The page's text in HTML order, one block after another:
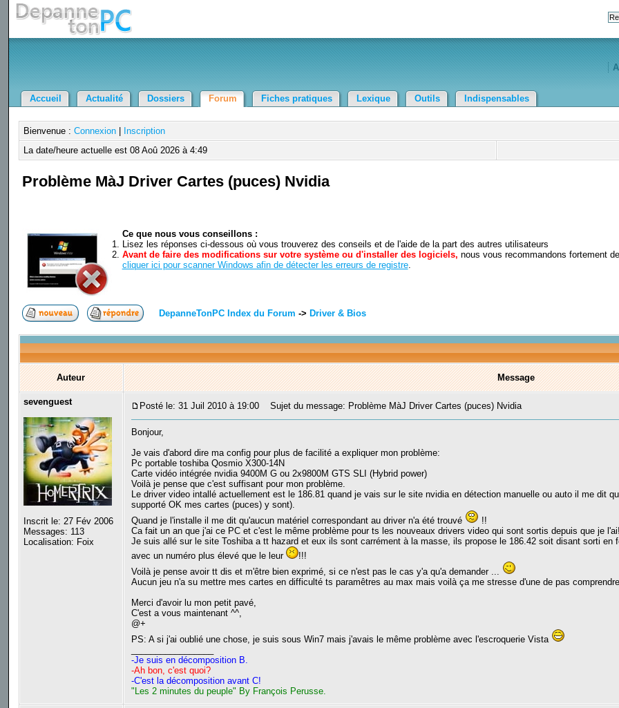
Accueil Actualité Dossiers Forum Fiches pratiques Lexique Outils Indispensables
Bienvenue : Connexion|
Inscription
La date/heure actuelle est 08 Aoû 2026 à 4:49
Problème MàJ Driver Cartes (puces) Nvidia
Ce que nous vous conseillons :
Lisez les réponses ci-dessous où vous trouverez des conseils et de l'aide de la part des autres utilisateurs
Avant de faire des modifications sur votre système ou d'installer des logiciels, nous vous recommandons fortement de
cliquer ici pour scanner Windows afin de détecter les erreurs de registre.
DepanneTonPC Index du Forum -> Driver & Bios
Auteur Message
sevenguest
Inscrit le: 27 Fév 2006
Messages: 113
Localisation: Foix
Posté le: 31 Juil 2010 à 19:00 Sujet du message: Problème MàJ Driver Cartes (puces) Nvidia
Bonjour,
Je vais d'abord dire ma config pour plus de facilité a expliquer mon problème:
Pc portable toshiba Qosmio X300-14N
Carte vidéo intégrée nvidia 9400M G ou 2x9800M GTS SLI (Hybrid power)
Voilà je pense que c'est suffisant pour mon problème.
Le driver video intallé actuellement est le 186.81 quand je vais sur le site nvidia en détection manuelle ou auto il me dit
supporté OK mes cartes (puces) y sont).
Quand je l'installe il me dit qu'aucun matériel correspondant au driver n'a été trouvé
!!
Ca fait un an que j'ai ce PC et c'est le même problème pour ts les nouveaux drivers video qui sont sortis depuis que je
Je suis allé sur le site Toshiba a tt hazard et eux ils sont carrément à la masse, ils propose le 186.42 soit disant sorti
avec un numéro plus élevé que le leur
!!!
Voilà je pense avoir tt dis et m'être bien exprimé, si ce n'est pas le cas y'a qu'a demander ...
Aucun jeu n'a su mettre mes cartes en difficulté ts paramêtres au max mais voilà ça me stresse d'une de pas
Merci d'avoir lu mon petit pavé,
C'est a vous maintenant ^^,
@+
PS: A si j'ai oublié une chose, je suis sous Win7 mais j'avais le même problème avec l'escroquerie Vista
-Je suis en décomposition B.
-Ah bon, c'est quoi?
-C'est la décomposition avant C!
"Les 2 minutes du peuple" By François Perusse.